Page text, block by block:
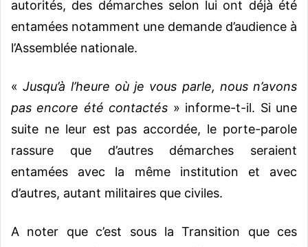
autorités, des démarches selon lui ont déjà été
entamées notamment une demande d’audience à
l’Assemblée nationale.
«Jusqu’à l’heure où je vous parle, nous n’avons
pas encore été contactés » informe-t-il. Si une
suite ne leur est pas accordée, le porte-parole
rassure que d’autres démarches seraient
entamées avec la même institution et avec
d’autres, autant militaires que civiles.
A noter que c’est sous la Transition que ces